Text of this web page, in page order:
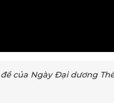
của Ngày Đại dương